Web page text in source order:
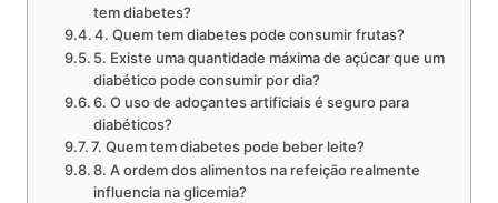
tem diabetes?
4. Quem tem diabetes pode consumir frutas?
5. Existe uma quantidade máxima de açúcar que um
diabético pode consumir por dia?
6. O uso de adoçantes artificiais é seguro para
diabéticos?
7. Quem tem diabetes pode beber leite?
8. A ordem dos alimentos na refeição realmente
influencia na glicemia?